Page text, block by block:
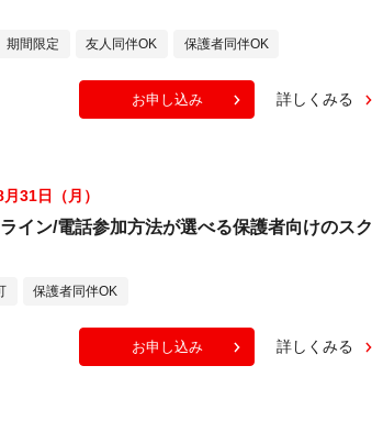
期間限定 友人同伴OK 保護者同伴OK
お申し込み 詳しくみる
31日（月）
イン/電話参加方法が選べる保護者向けのスク
保護者同伴OK
お申し込み 詳しくみる